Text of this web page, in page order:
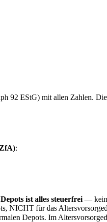
92 EStG) mit allen Zahlen.
:
ist alles steuerfrei —
NICHT für das
Depots. Im